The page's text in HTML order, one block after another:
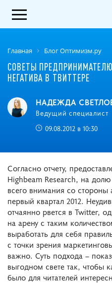
Главная Блог Оптимизм.ру
СОВЕТЫ
НЕГАТИВА В ТВИТТЕРЕ
НАДЕЖДА
Ведущий специалист
09.08.2012 в 10:30
Согласно отчету,
Highbeam Research, на
всего внимания со
первый квартал 2012.
отчаянно рвется в Twitter,
на арену с таким
выработать для себя
с точки зрения
важно. Суть подхода –
выгодном свете так, чтобы
было для читателей